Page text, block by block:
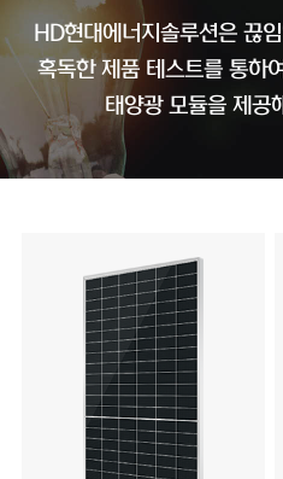
HD현대에너지솔루션은 끊
혹독한 제품 테스트를 통하여
태양광 모듈을 제공